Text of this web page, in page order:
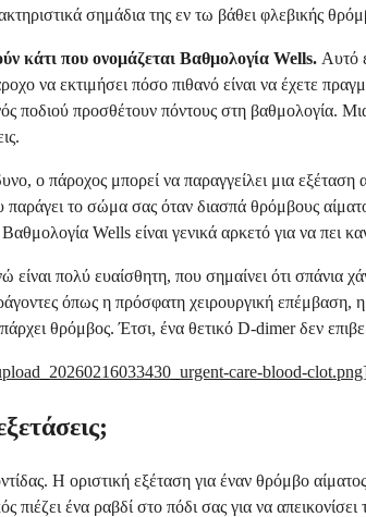
σημάδια της εν τω βάθει φλεβικής
κάτι που ονομάζεται Βαθμολογία Wells. Αυτό
να εκτιμήσει πόσο πιθανό είναι να έχετε
ποδιού προσθέτουν πόντους στη βαθμολογία.
ο πάροχος μπορεί να παραγγείλει μια
το σώμα σας όταν διασπά θρόμβους
Wells είναι γενικά αρκετό για να πει
είναι πολύ ευαίσθητη, που σημαίνει ότι σπάνια
όπως η πρόσφατη χειρουργική
θρόμβος. Έτσι, ένα θετικό D-dimer δεν
care-blood-clot.png
Η οριστική εξέταση για έναν θρόμβο
ένα ραβδί στο πόδι σας για να